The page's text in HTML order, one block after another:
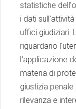
statistiche
i dati
uffici giudiziari.
riguardano
l'applicazione
materia di
giustizia
rilevanza e